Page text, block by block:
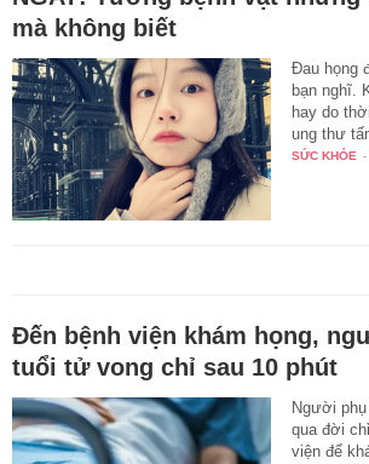
mà không biết
Đau họng
bạn nghĩ.
hay do
ung thư
SỨC KHỎE -
Đến bệnh viện khám họng,
tuổi tử vong chỉ sau 10 phút
Người
qua đời
viện để